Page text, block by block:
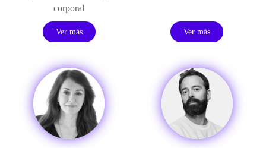
corporal
Ver más Ver más